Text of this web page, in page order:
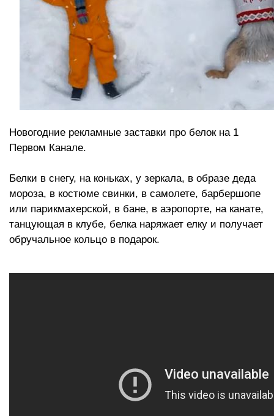
Новогодние рекламные заставки про белок на 1
Первом Канале.
Белки в снегу, на коньках, у зеркала, в образе деда
мороза, в костюме свинки, в самолете, барбершопе
или парикмахерской, в бане, в аэропорте, на канате,
танцующая в клубе, белка наряжает елку и получает
обручальное кольцо в подарок.